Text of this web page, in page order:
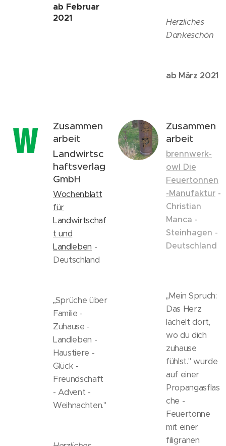
ab Februar
2021
Herzliches
Dankeschön
ab März 2021
Zusammen
arbeit
Landwirtsc
haftsverlag
GmbH
Wochenblatt
für
Landwirtschaf
t und
Landleben -
Deutschland
„Sprüche über
Familie -
Zuhause -
Landleben -
Haustiere -
Glück -
Freundschaft
- Advent -
Weihnachten."
Zusammen
arbeit
brennwerk-
owl Die
Feuertonnen
-Manufaktur -
Christian
Manca -
Steinhagen -
Deutschland
„Mein Spruch:
Das Herz
lächelt dort,
wo du dich
zuhause
fühlst." wurde
auf einer
Propangasflas
che -
Feuertonne
mit einer
filigranen